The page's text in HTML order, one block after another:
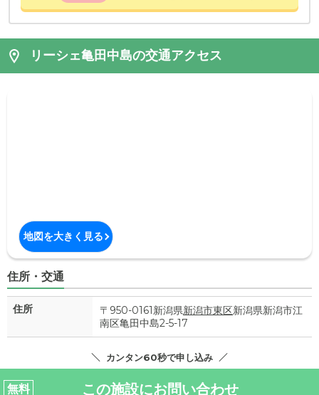
リーシェ亀田中島の交通アクセス
地図を大きく見る
住所・交通
住所 〒950-0161新潟県新潟市東区新潟県新潟市江
南区亀田中島2-5-17
カンタン60秒で申し込み
無料 この施設にお問い合わせ